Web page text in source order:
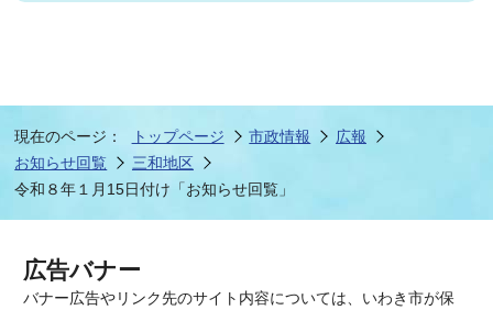
現在のページ： トップページ 市政情報
広報
お知らせ回覧
三和地区
令和８年１月15日付け「お知らせ回覧」
広告バナー
バナー広告やリンク先のサイト内容については、いわき市が保